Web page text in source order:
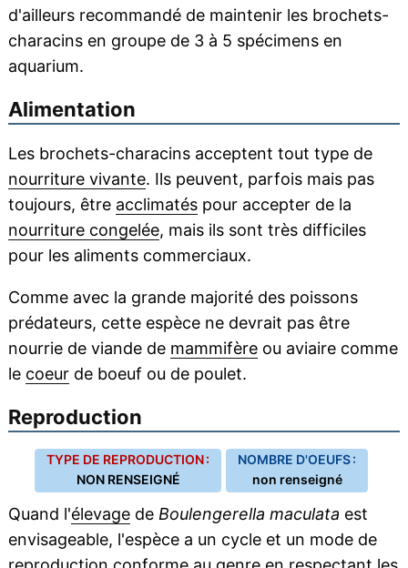
d'ailleurs recommandé de maintenir les brochets-
characins en groupe de 3 à 5 spécimens en
aquarium.
Alimentation
Les brochets-characins acceptent tout type de
nourriture vivante. Ils peuvent, parfois mais pas
toujours, être acclimatéspour accepter de la
nourriture congelée, mais ils sont très difficiles
pour les aliments commerciaux.
Comme avec la grande majorité des poissons
prédateurs, cette espèce ne devrait pas être
nourrie de viande de mammifèreou aviaire comme
le coeurde boeuf ou de poulet.
Reproduction
TYPE DE REPRODUCTION :
NON RENSEIGNÉ
NOMBRE D'OEUFS :
non renseigné
Quand l'élevagede Boulengerella maculata est
envisageable, l'espèce a un cycle et un mode de